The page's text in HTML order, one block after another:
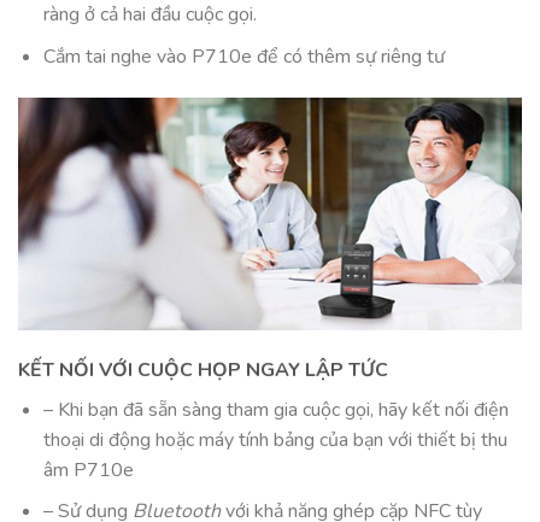
ràng ở cả hai đầu cuộc gọi.
Cắm tai nghe vào P710e để có thêm sự riêng tư
KẾT NỐI VỚI CUỘC HỌP NGAY LẬP TỨC
– Khi bạn đã sẵn sàng tham gia cuộc gọi, hãy kết nối điện
thoại di động hoặc máy tính bảng của bạn với thiết bị thu
âm P710e
– Sử dụng Bluetoothvới khả năng ghép cặp NFC tùy